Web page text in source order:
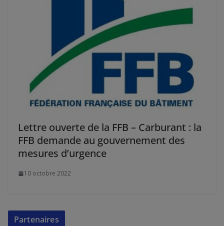
Lettre ouverte de la FFB – Carburant : la
FFB demande au gouvernement des
mesures d’urgence
10 octobre 2022
Partenaires